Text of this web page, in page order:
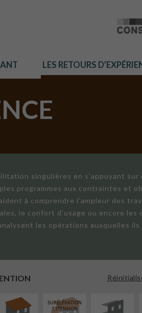
LES RETOURS
singulières en s'appuyant sur
programmes aux contraintes et
à comprendre l'ampleur des
le confort d'usage ou encore les
les opérations auxquelles ils
SURÉLÉVATION
EXTENSION